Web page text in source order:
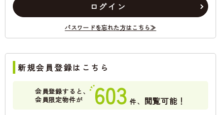
ログイン
パスワードを忘れた方はこちら≫
新規会員登録はこちら
会員登録すると、
会員限定物件が
603 件、 閲覧可能！